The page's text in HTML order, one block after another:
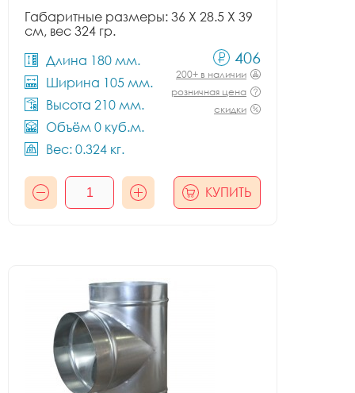
Габаритные размеры: 36 X 28.5 X 39
см, вес 324 гр.
Длина 180 мм.
Ширина 105 мм.
Высота 210 мм.
Объём 0 куб.м.
Вес: 0.324 кг.
406
200+ в наличии
розничная цена
скидки
КУПИТЬ